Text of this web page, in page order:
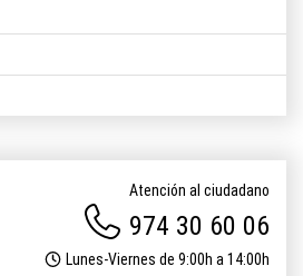
Atención al ciudadano
974 30 60 06
Lunes-Viernes de 9:00h a 14:00h